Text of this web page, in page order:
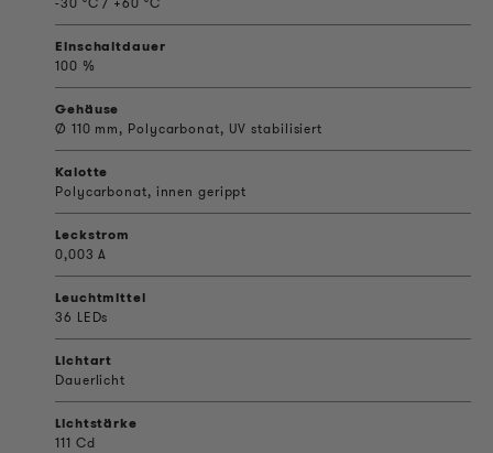
Einschaltdauer
100 %
Gehäuse
Ø 110 mm, Polycarbonat, UV stabilisiert
Kalotte
Polycarbonat, innen gerippt
Leckstrom
0,003 A
Leuchtmittel
36 LEDs
Lichtart
Dauerlicht
Lichtstärke
111 Cd